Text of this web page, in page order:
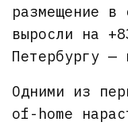
размещение в
выросли на
Петербургу —
Одними из
of-home